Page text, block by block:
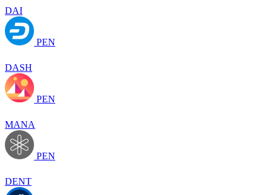
DAI
PEN
DASH
PEN
MANA
PEN
DENT